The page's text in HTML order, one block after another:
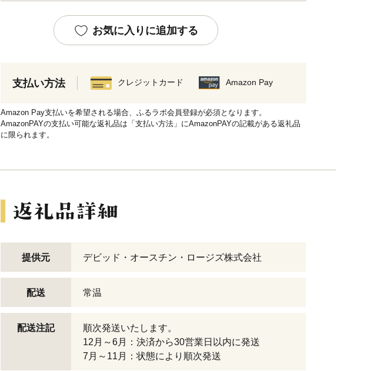
お気に入りに追加する
支払い方法 クレジットカード Amazon Pay
Amazon Pay支払いを希望される場合、ふるラボ会員登録が必須となります。
AmazonPAYの支払い可能な返礼品は「支払い方法」にAmazonPAYの記載がある返礼品
に限られます。
提供元 デビッド・オースチン・ロージズ株式会社
配送 常温
配送注記
順次発送いたします。
12月～6月：決済から30営業日以内に発送
7月～11月：状態により順次発送